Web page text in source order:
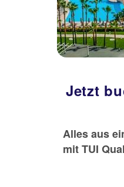
Jetzt
Alles aus
mit TUI